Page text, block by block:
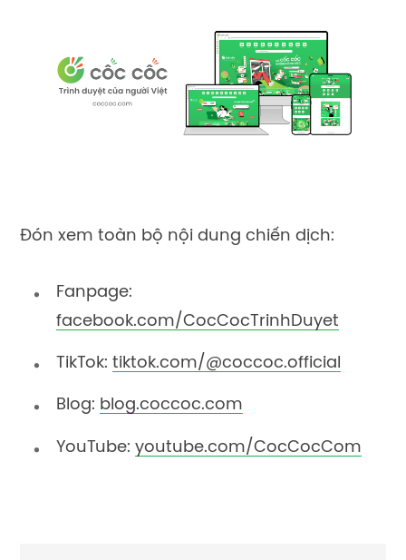
Đón xem toàn bộ nội dung chiến dịch:
Fanpage:
facebook.com/CocCocTrinhDuyet
TikTok: tiktok.com/@coccoc.official
Blog: blog.coccoc.com
YouTube: youtube.com/CocCocCom